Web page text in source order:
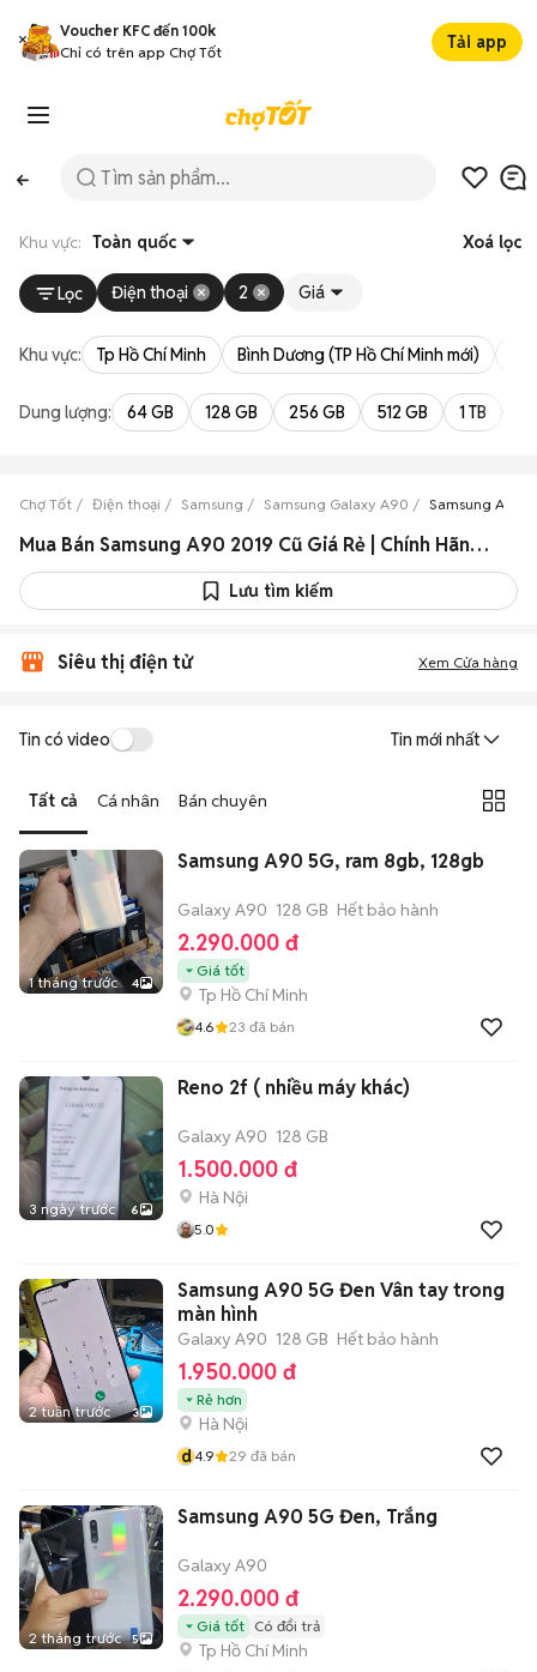
Voucher KFC đến 100k
Chỉ có trên app Chợ Tốt
Tải app
Khu vực: Toàn quốc Xoá lọc
Lọc Điện thoại 2 Giá
Khu vực: Tp Hồ Chí Minh Bình Dương (TP Hồ Chí Minh mới)
Dung lượng: 64 GB 128 GB 256 GB 512 GB 1 TB
Chợ Tốt Điện thoại Samsung Samsung Galaxy A90 Samsung A90
Mua Bán Samsung A90 2019 Cũ Giá Rẻ | Chính Hãng, Xách Tay
Lưu tìm kiếm
Siêu thị điện tử Xem Cửa hàng
Tin có video Tin mới nhất
Tất cả Cá nhân Bán chuyên
1 tháng trước 4
Samsung A90 5G, ram 8gb, 128gb
Galaxy A90 128 GB Hết bảo hành
2.290.000 đ
Giá tốt
Tp Hồ Chí Minh
4.6 23 đã bán
3 ngày trước 6
Reno 2f ( nhiều máy khác)
Galaxy A90 128 GB
1.500.000 đ
Hà Nội
5.0
2 tuần trước 3
Samsung A90 5G Đen Vân tay trong
màn hình
Galaxy A90 128 GB Hết bảo hành
1.950.000 đ
Rẻ hơn
Hà Nội
d4.9 29 đã bán
2 tháng trước 5
Samsung A90 5G Đen, Trắng
Galaxy A90
2.290.000 đ
Giá tốt Có đổi trả
Tp Hồ Chí Minh